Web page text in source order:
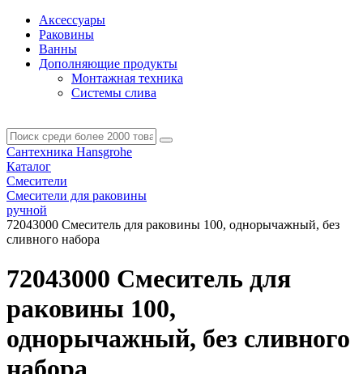
Аксессуары
Раковины
Ванны
Дополняющие продукты
Монтажная техника
Системы слива
Сантехника Hansgrohe
Каталог
Смесители
Смесители для раковины
ручной
72043000 Смеситель для раковины 100, однорычажный, без
сливного набора
72043000 Смеситель для
раковины 100,
однорычажный, без сливного